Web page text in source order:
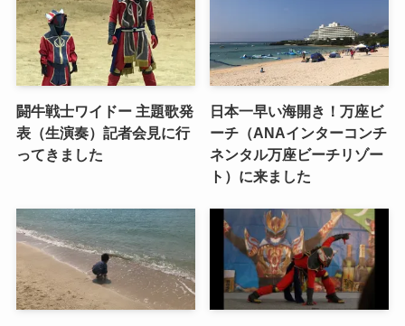
闘牛戦士ワイドー 主題歌発
表（生演奏）記者会見に行
ってきました
日本一早い海開き！万座ビ
ーチ（ANAインターコンチ
ネンタル万座ビーチリゾー
ト）に来ました